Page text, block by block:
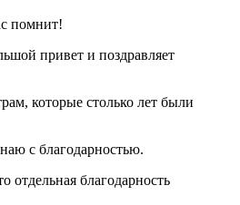
помнит!
привет и поздравляет
которые столько лет были
с благодарностью.
благодарность